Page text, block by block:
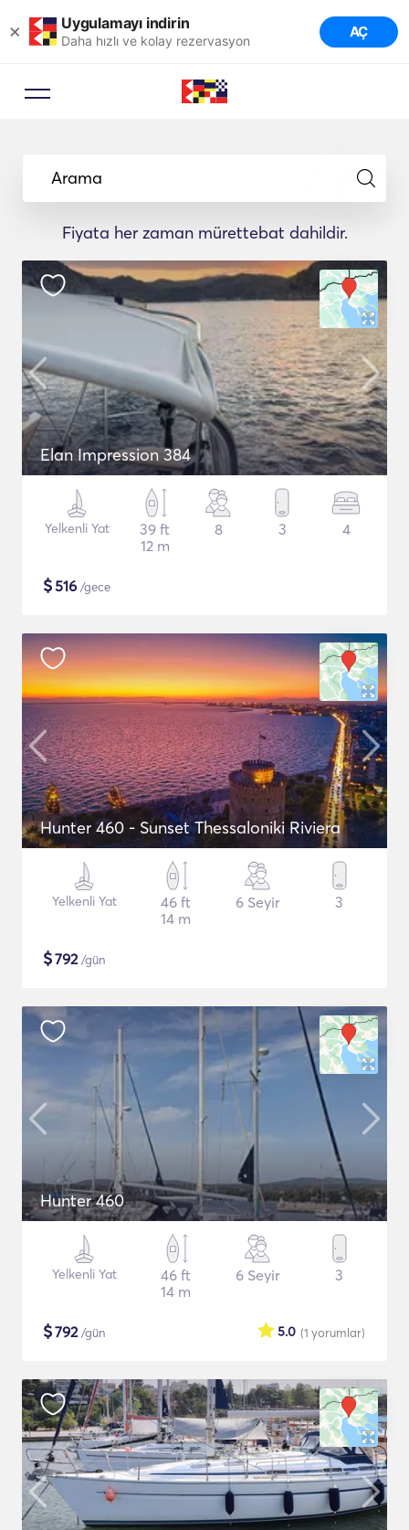
× Uygulamayı indirin
Daha hızlı ve kolay rezervasyon AÇ
Arama
Fiyata her zaman mürettebat dahildir.
Elan Impression 384
Yelkenli Yat
39 ft
12 m
8 3 4
$516 /gece
Hunter 460 - Sunset Thessaloniki Riviera
Yelkenli Yat
46 ft
14 m
6 Seyir 3
$792/gün
Hunter 460
Yelkenli Yat
46 ft
14 m
6 Seyir 3
$792/gün (1 yorumlar)
5.0